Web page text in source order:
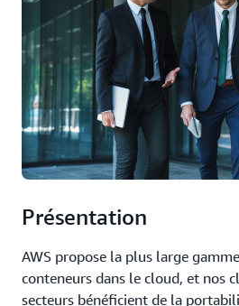
Présentation
AWS propose la plus large
conteneurs dans le cloud, et nos
secteurs bénéficient de la